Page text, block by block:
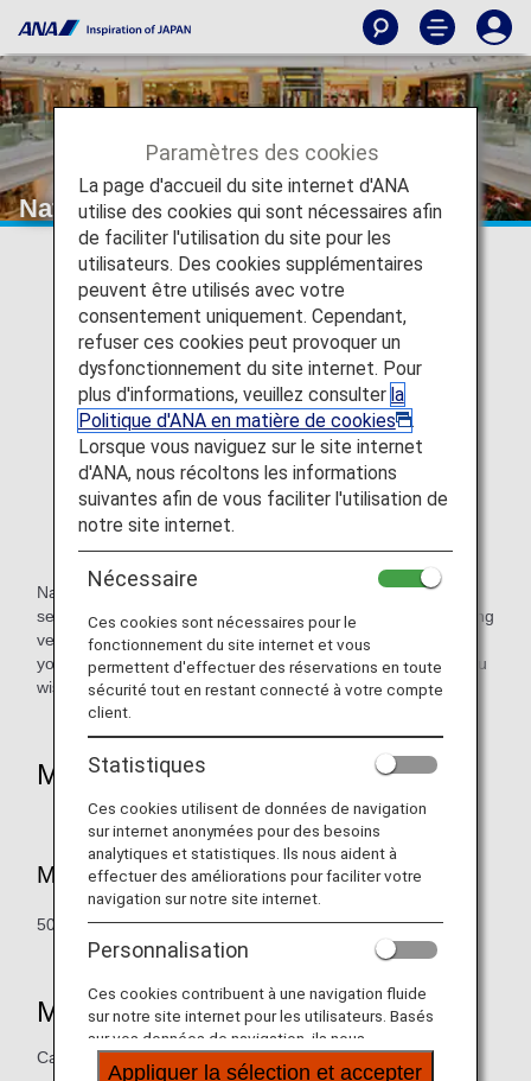
National Car Rental
National Car Rental promises to provide fast, high-quality
services to both business and leisure travelers. When renting
vehicles in the United States and Canada, please present
your ANA Card or ANA Mileage Club Card and state that you
wish to accrue mileage.
Mileage Accrual
Mileage Redemption Rate
50 miles per day, with a maximum of 300 miles per rental.
Mileage Accrual Eligibility
Car rentals (on a per rental basis)
Paramètres des cookies
La page d'accueil du site internet d'ANA
utilise des cookies qui sont nécessaires afin
de faciliter l'utilisation du site pour les
utilisateurs. Des cookies supplémentaires
peuvent être utilisés avec votre
consentement uniquement. Cependant,
refuser ces cookies peut provoquer un
dysfonctionnement du site internet. Pour
plus d'informations, veuillez consulter la
Politique d'ANA en matière de cookies
.
Lorsque vous naviguez sur le site internet
d'ANA, nous récoltons les informations
suivantes afin de vous faciliter l'utilisation de
notre site internet.
Nécessaire
Ces cookies sont nécessaires pour le
fonctionnement du site internet et vous
permettent d'effectuer des réservations en toute
sécurité tout en restant connecté à votre compte
client.
Statistiques
Ces cookies utilisent de données de navigation
sur internet anonymées pour des besoins
analytiques et statistiques. Ils nous aident à
effectuer des améliorations pour faciliter votre
navigation sur notre site internet.
Personnalisation
Ces cookies contribuent à une navigation fluide
sur notre site internet pour les utilisateurs. Basés
sur vos données de navigation, ils nous
permettent de fournir du contenu qui correspond
Appliquer la sélection et accepter